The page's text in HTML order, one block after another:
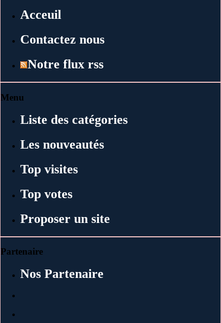
Acceuil
Contactez nous
Notre flux rss
Menu
Liste des catégories
Les nouveautés
Top visites
Top votes
Proposer un site
Partenaire
Nos Partenaire